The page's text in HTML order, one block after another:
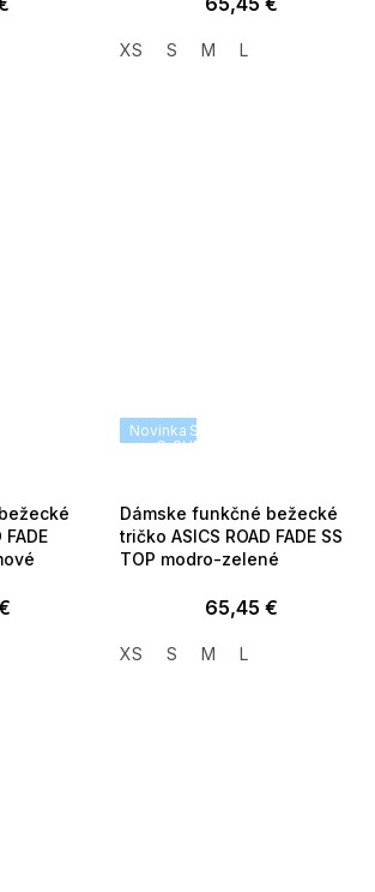
XS S M L
-35% ?
Novinka SUMMER SALE -35% ?
Dámske funkčné bežecké
tričko ASICS ROAD FADE SS
TOP modro-zelené
65,45 €
XS S M L